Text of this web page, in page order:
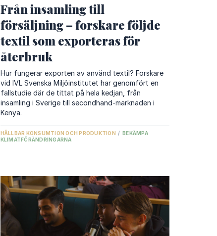
Från insamling till
försäljning – forskare följde
textil som exporteras för
återbruk
Hur fungerar exporten av använd textil? Forskare
vid IVL Svenska Miljöinstitutet har genomfört en
fallstudie där de tittat på hela kedjan, från
insamling i Sverige till secondhand-marknaden i
Kenya.
HÅLLBAR KONSUMTION OCH PRODUKTION / BEKÄMPA
KLIMATFÖRÄNDRINGARNA